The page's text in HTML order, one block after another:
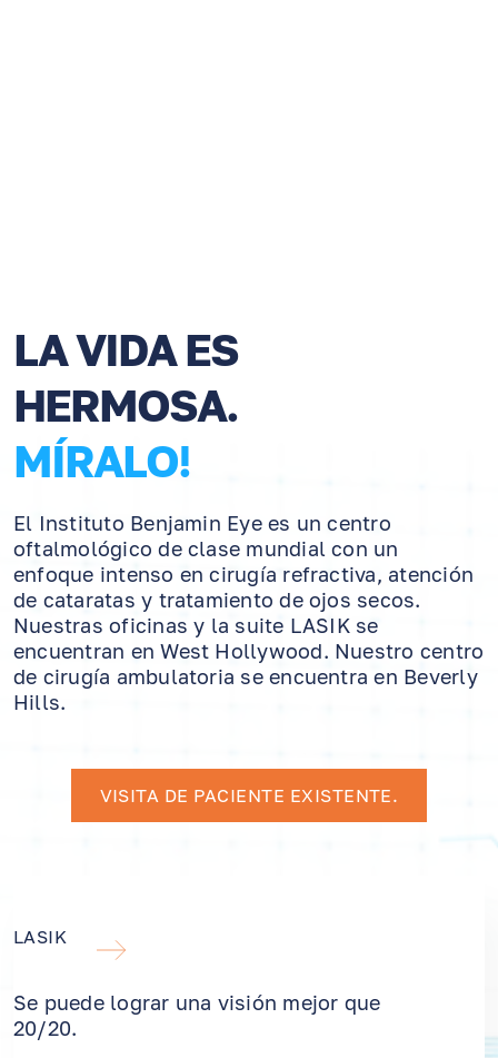
LA VIDA ES
HERMOSA.
MÍRALO!
El Instituto Benjamin Eye es un centro
oftalmológico de clase mundial con un
enfoque intenso en cirugía refractiva, atención
de cataratas y tratamiento de ojos secos.
Nuestras oficinas y la suite LASIK se
encuentran en West Hollywood. Nuestro centro
de cirugía ambulatoria se encuentra en Beverly
Hills.
VISITA DE PACIENTE EXISTENTE.
LASIK
Se puede lograr una visión mejor que
20/20.